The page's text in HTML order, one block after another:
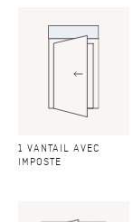
1 VANTAIL AVEC
IMPOSTE